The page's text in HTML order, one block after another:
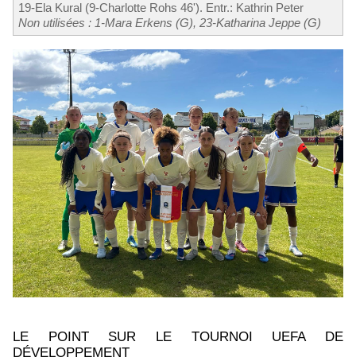
19-Ela Kural (9-Charlotte Rohs 46'). Entr.: Kathrin Peter
Non utilisées : 1-Mara Erkens (G), 23-Katharina Jeppe (G)
LE POINT SUR LE TOURNOI UEFA DE
DÉVELOPPEMENT